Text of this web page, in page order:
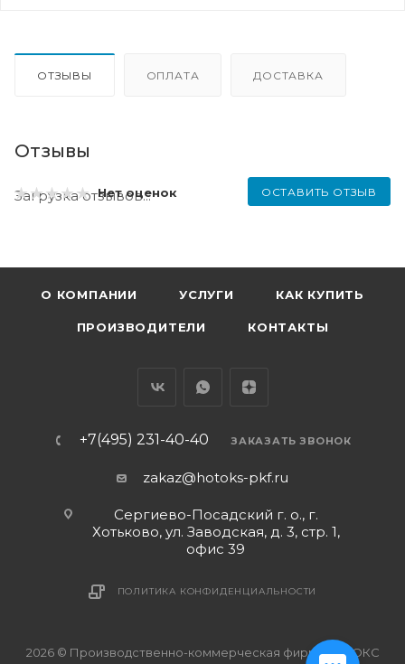
ОТЗЫВЫ ОПЛАТА ДОСТАВКА
Отзывы
Нет оценок ОСТАВИТЬ ОТЗЫВ
Загрузка отзывов...
О КОМПАНИИ УСЛУГИ КАК КУПИТЬ
ПРОИЗВОДИТЕЛИ КОНТАКТЫ
+7(495) 231-40-40 ЗАКАЗАТЬ ЗВОНОК
zakaz@hotoks-pkf.ru
Сергиево-Посадский г. о., г.
Хотьково, ул. Заводская, д. 3, стр. 1,
офис 39
ПОЛИТИКА КОНФИДЕНЦИАЛЬНОСТИ
2026 © Производственно-коммерческая фирма ХОТОКС